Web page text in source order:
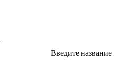
Введите название